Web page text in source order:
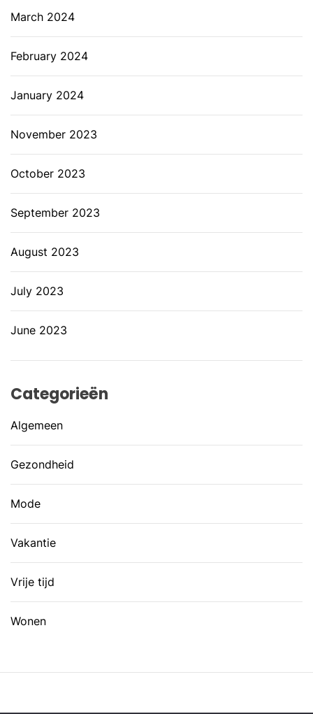
March 2024
February 2024
January 2024
November 2023
October 2023
September 2023
August 2023
July 2023
June 2023
Categorieën
Algemeen
Gezondheid
Mode
Vakantie
Vrije tijd
Wonen